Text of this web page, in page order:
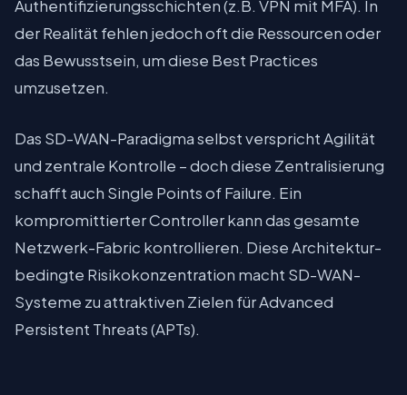
Authentifizierungsschichten (z.B. VPN mit MFA). In
der Realität fehlen jedoch oft die Ressourcen oder
das Bewusstsein, um diese Best Practices
umzusetzen.
Das SD-WAN-Paradigma selbst verspricht Agilität
und zentrale Kontrolle – doch diese Zentralisierung
schafft auch Single Points of Failure. Ein
kompromittierter Controller kann das gesamte
Netzwerk-Fabric kontrollieren. Diese Architektur-
bedingte Risikokonzentration macht SD-WAN-
Systeme zu attraktiven Zielen für Advanced
Persistent Threats (APTs).